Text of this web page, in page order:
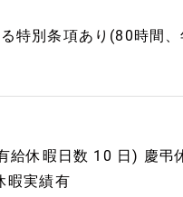
特別条項あり(80時間
給休暇日数 10 日) 慶
暇実績有